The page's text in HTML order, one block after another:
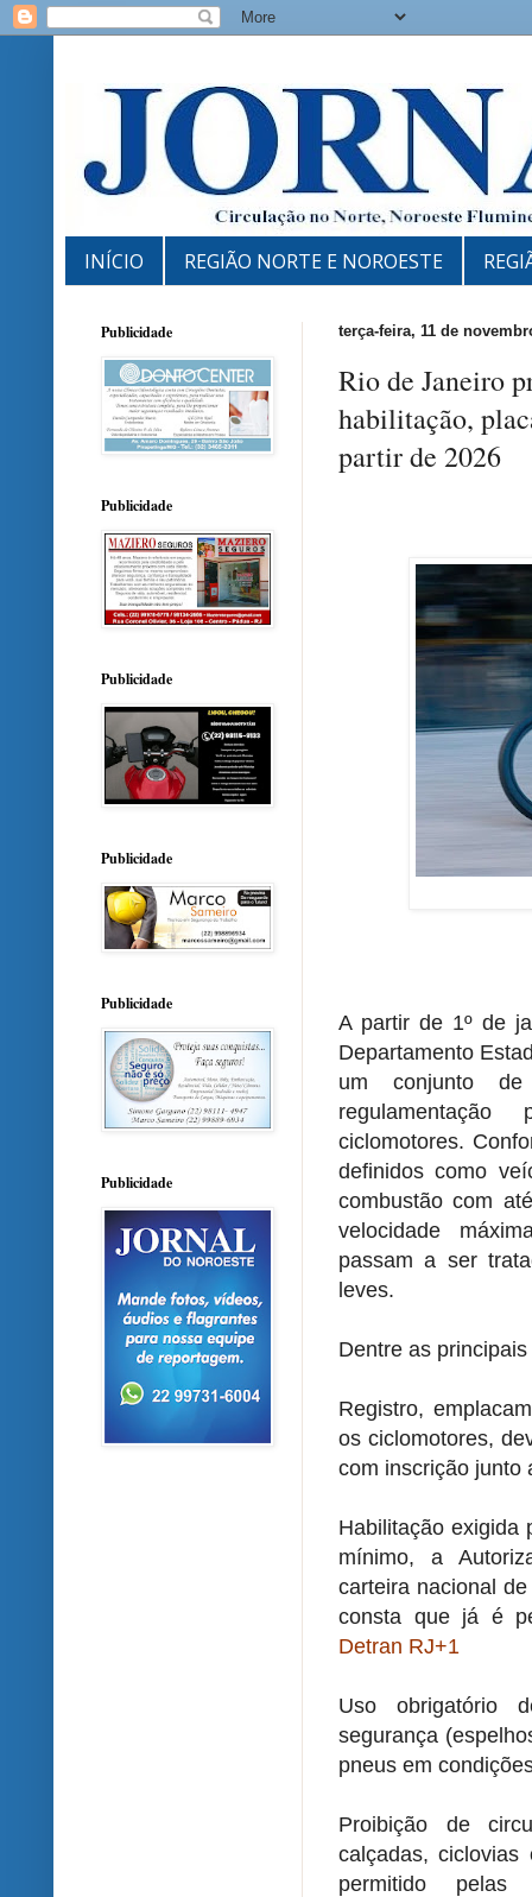
INÍCIO REGIÃO NORTE E NOROESTE
terça-feira, 11 de
Rio de Janeiro
habilitação,
partir de 2026
A partir de 1º de
Departamento
um conjunto
ciclomotores.
definidos como
combustão com
velocidade
passam a ser
leves.
Dentre as
Registro,
os ciclomotores,
com inscrição junto
Habilitação exigida
mínimo, a
carteira nacional
consta que já é
Detran RJ+1
Uso obrigatório
segurança
pneus em
Proibição de
calçadas, ciclovias
permitido
Publicidade
Publicidade
Publicidade
Publicidade
Publicidade
Publicidade